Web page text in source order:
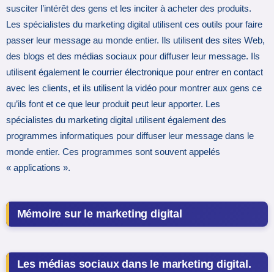
susciter l’intérêt des gens et les inciter à acheter des produits.
Les spécialistes du marketing digital utilisent ces outils pour faire
passer leur message au monde entier. Ils utilisent des sites Web,
des blogs et des médias sociaux pour diffuser leur message. Ils
utilisent également le courrier électronique pour entrer en contact
avec les clients, et ils utilisent la vidéo pour montrer aux gens ce
qu’ils font et ce que leur produit peut leur apporter. Les
spécialistes du marketing digital utilisent également des
programmes informatiques pour diffuser leur message dans le
monde entier. Ces programmes sont souvent appelés
« applications ».
Mémoire sur le marketing digital
Les médias sociaux dans le marketing digital.